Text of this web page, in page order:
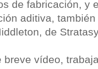
de fabricación, y
aditiva,
de
breve vídeo,